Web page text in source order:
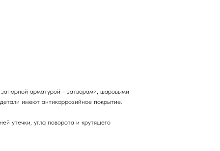
арматурой - затворами, шаровыми
имеют антикоррозийное покрытие.
утечки, угла поворота и крутящего